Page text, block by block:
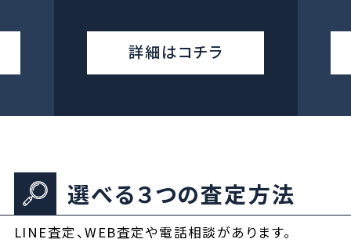
詳細はコチラ
選べる３つの査定方法
LINE査定、WEB査定や電話相談があります。